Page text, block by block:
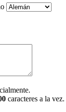
caracteres a la vez.